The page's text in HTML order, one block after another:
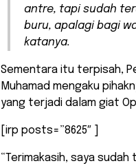
antre, tapi sudah
buru, apalagi bagi
katanya.
Sementara itu terpisah,
Muhamad mengaku
yang terjadi dalam giat
[irp posts=”8625″ ]
“Terimakasih, saya